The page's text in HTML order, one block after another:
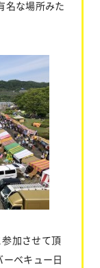
名な場所みた
加させて頂
ーベキュー日